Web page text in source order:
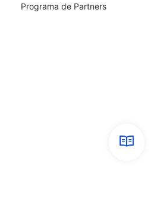
Programa de Partners